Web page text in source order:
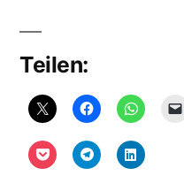
Teilen: